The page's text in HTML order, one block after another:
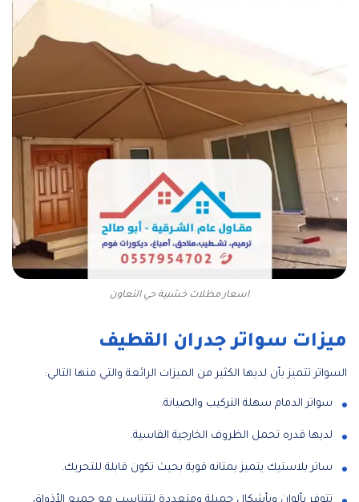
اسعار مظلات خشبية حي التعاون
ميزات سواتر جدران القطيف
السواتر تتميز بأن لديها الكثير من الميزات الرائعة والتي منها التالي:
سواتر الدمام سهلة التركيب والصيانة.
لديها قدره تحمل الظروف الخارجية القاسية.
ساتر بلاستيك يتميز بمتانه قوية بحيث تكون قابلة للتحريك.